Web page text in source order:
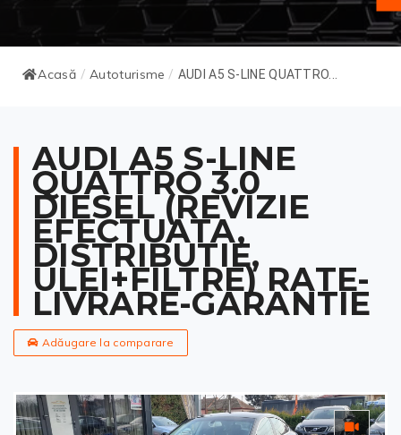
Acasă / Autoturisme / AUDI A5 S-LINE QUATTRO...
AUDI A5 S-LINE
QUATTRO 3.0
DIESEL (REVIZIE
EFECTUATA,
DISTRIBUTIE,
ULEI+FILTRE) RATE-
LIVRARE-GARANTIE
Adăugare la comparare